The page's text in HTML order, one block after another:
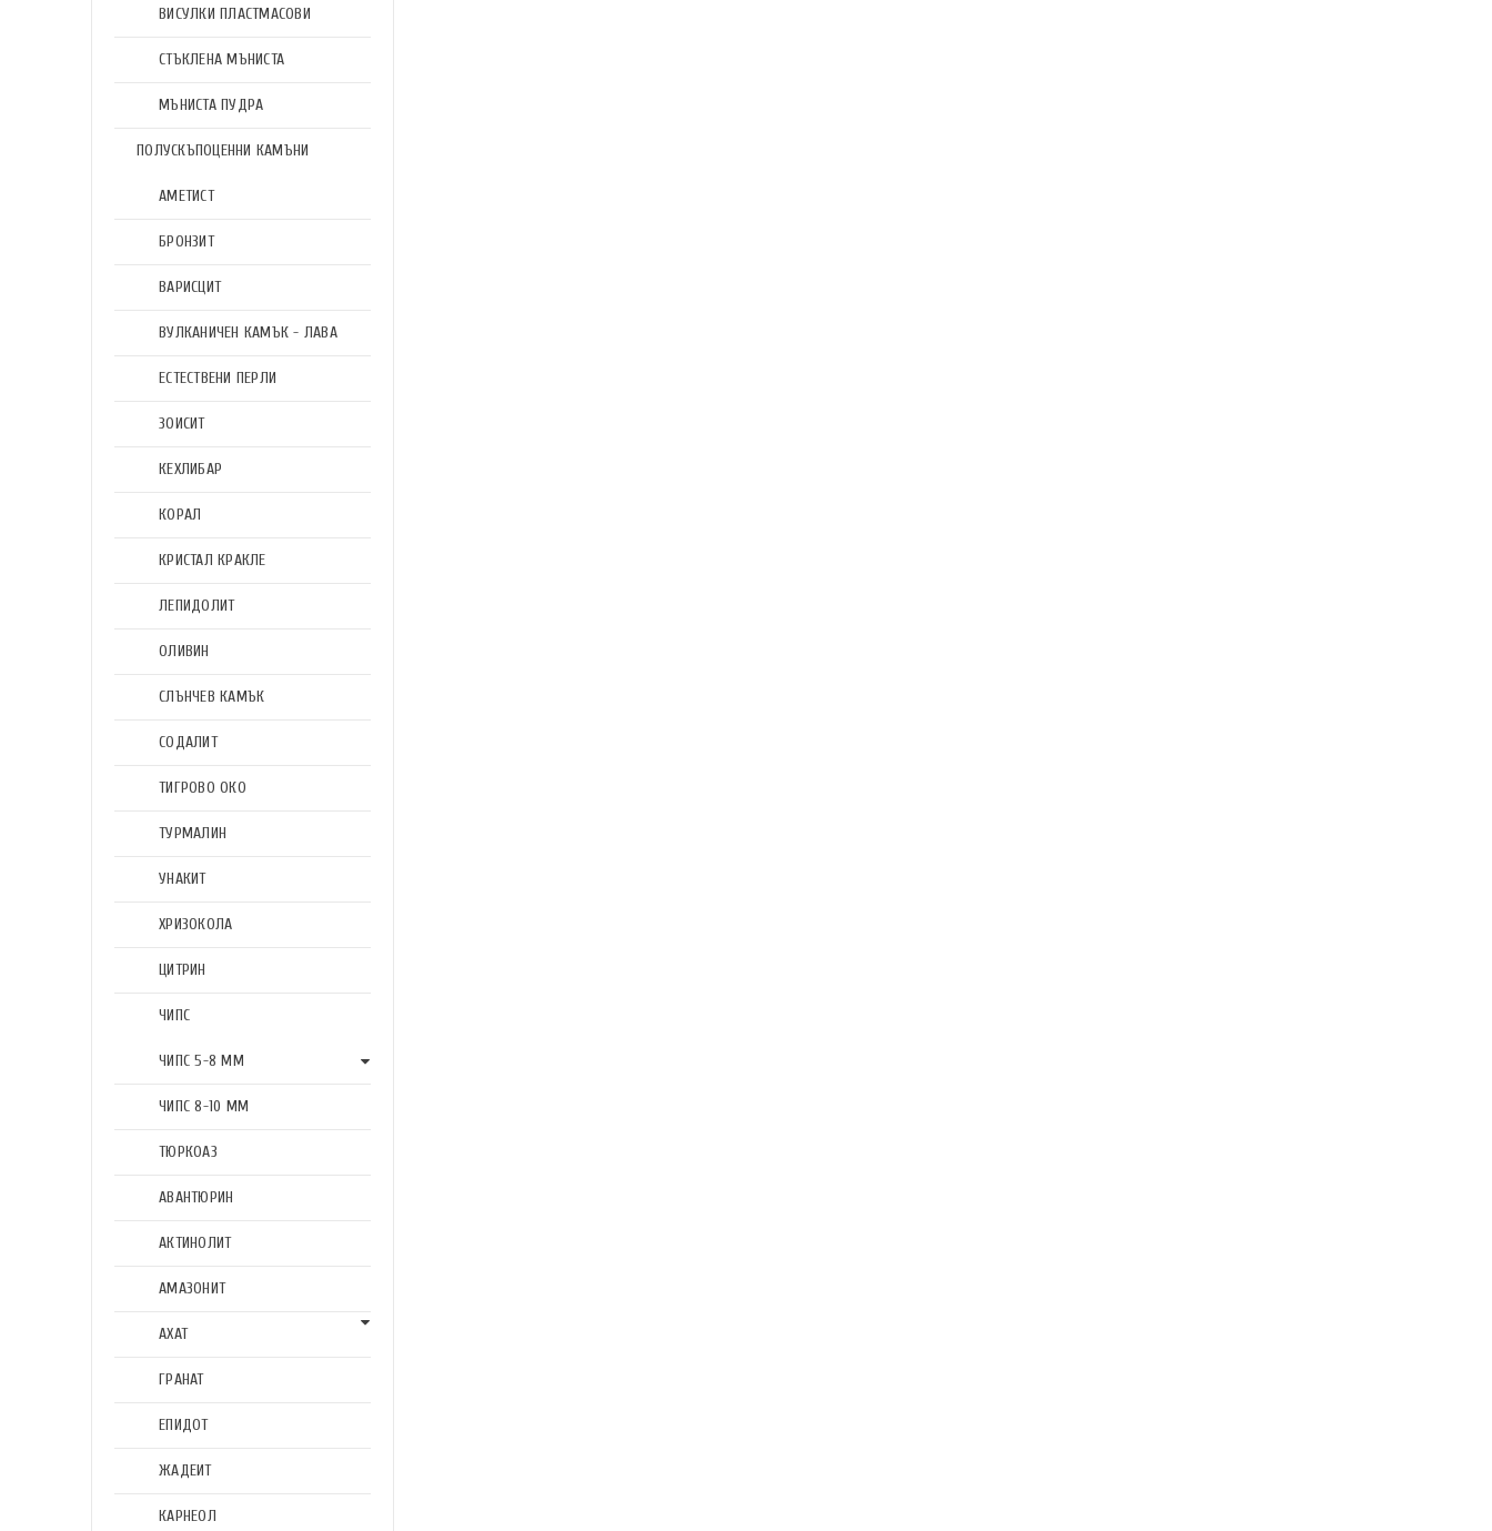
ВИСУЛКИ ПЛАСТМАСОВИ
СТЪКЛЕНА МЪНИСТА
МЪНИСТА ПУДРА
ПОЛУСКЪПОЦЕННИ КАМЪНИ
АМЕТИСТ
БРОНЗИТ
ВАРИСЦИТ
ВУЛКАНИЧЕН КАМЪК - ЛАВА
ЕСТЕСТВЕНИ ПЕРЛИ
ЗОИСИТ
КЕХЛИБАР
КОРАЛ
КРИСТАЛ КРАКЛЕ
ЛЕПИДОЛИТ
ОЛИВИН
СЛЪНЧЕВ КАМЪК
СОДАЛИТ
ТИГРОВО ОКО
ТУРМАЛИН
УНАКИТ
ХРИЗОКОЛА
ЦИТРИН
ЧИПС
ЧИПС 5-8 ММ
ЧИПС 8-10 ММ
ТЮРКОАЗ
АВАНТЮРИН
АКТИНОЛИТ
АМАЗОНИТ
АХАТ
ГРАНАТ
ЕПИДОТ
ЖАДЕИТ
КАРНЕОЛ